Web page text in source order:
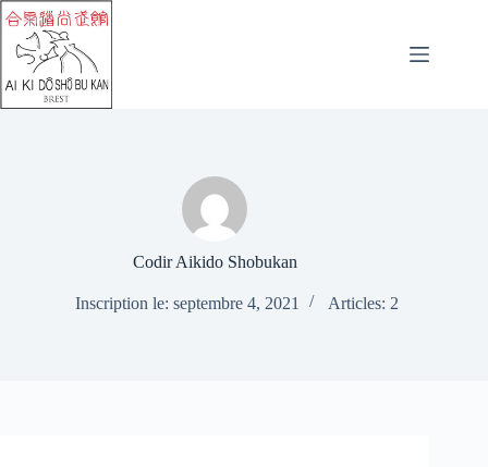
Passer
au
contenu
Codir Aikido Shobukan
Inscription le: septembre 4, 2021 Articles: 2